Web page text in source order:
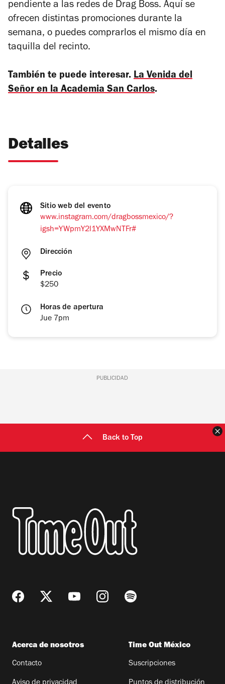
pendiente a las redes de Drag Boss. Aquí se
ofrecen distintas promociones durante la
semana, o puedes comprarlos el mismo día en
taquilla del recinto.
También te puede interesar. La Venida del
Señor en la Academia San Carlos.
Detalles
Sitio web del evento
www.instagram.com/dragbossmexico/?
igsh=YWpmY2l1YXMwNTFr#
Dirección
Precio
$250
Horas de apertura
Jue 7pm
PUBLICIDAD
Back to Top
Acerca de nosotros
Contacto
Time Out México
Suscripciones